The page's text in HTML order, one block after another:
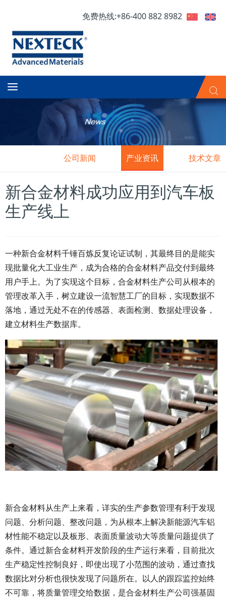
免费热线:+86-400 882 8982
公司新闻 产业资讯 技术文章
新合金材料成功应用到汽车板
生产线上
一种新合金材料千锤百炼反复论证试制，其最终目的是能实
现批量化大工业生产，成为合格的合金材料产品交付到最终
用户手上。为了实现这个目标，合金材料生产公司从根本的
管理改革入手，树立建设一流智慧工厂的目标，实现数据不
落地，通过无处不在的传感器、表面检测、数据处理设备，
建立材料生产数据库。
新合金材料从生产上来看，详实的生产参数管理有利于发现
问题、分析问题、整改问题，为从根本上解决新能源汽车铝
材性能不稳定以及板形、表面质量波动大等质量问题提供了
条件。通过新合金材料开发阶段的生产运行来看，目前批次
生产稳定性控制良好，即使出现了小范围的波动，通过查找
数据比对分析也很快发现了问题所在。以人的跟踪监控始终
不可靠，将质量管理交给数据，是合金材料生产公司强基固